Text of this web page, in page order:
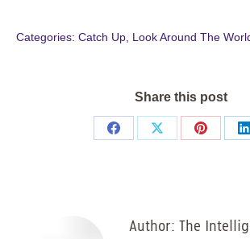
Categories: Catch Up Look Around The
Share this post
Share
Share
Share
Author: The